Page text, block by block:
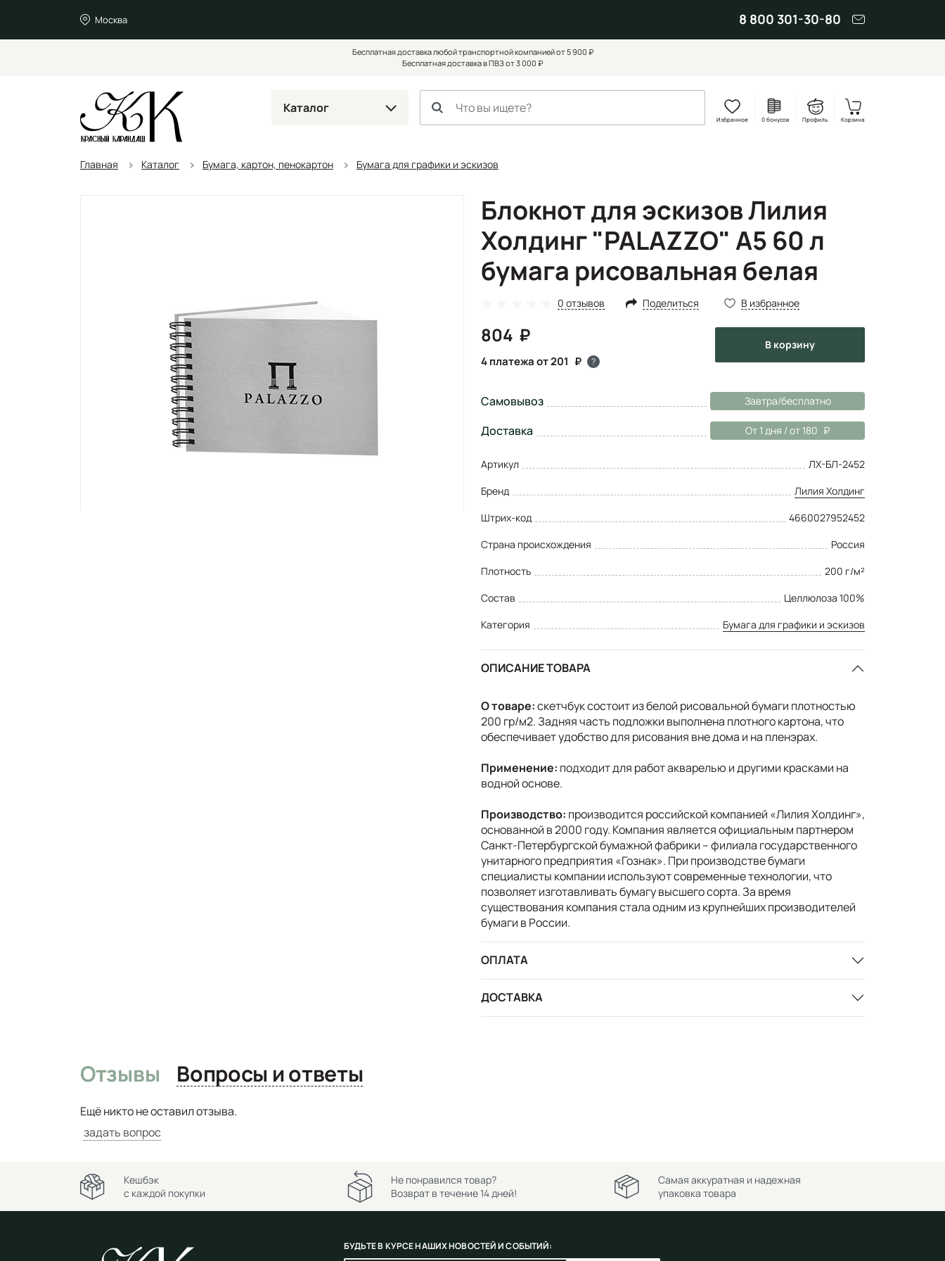
Москва 8 800 301-30-80
Бесплатная доставка любой транспортной компанией от 5 900 ₽
Бесплатная доставка в ПВЗ от 3 000 ₽
Каталог
Избранное 0 бонусов Профиль Корзина
Главная Каталог Бумага, картон, пенокартон Бумага для графики и эскизов
Блокнот для эскизов Лилия
Холдинг "PALAZZO" А5 60 л
бумага рисовальная белая
0 отзывов Поделиться В избранное
804
4 платежа от 201 ?
в корзину
Самовывоз Завтра/бесплатно
Доставка От 1 дня / от 180
Артикул
ЛХ-БЛ-2452
Бренд
Лилия Холдинг
Штрих-код
4660027952452
Страна происхождения
Россия
Плотность
200 г/м²
Состав
Целлюлоза 100%
Категория
Бумага для графики и эскизов
ОПИСАНИЕ ТОВАРА
О товаре:скетчбук состоит из белой рисовальной бумаги плотностью
200 гр/м2. Задняя часть подложки выполнена плотного картона, что
обеспечивает удобство для рисования вне дома и на пленэрах.
Применение: подходит для работ акварелью и другими красками на
водной основе.
Производство: производится российской компанией «Лилия Холдинг»,
основанной в 2000 году. Компания является официальным партнером
Санкт-Петербургской бумажной фабрики – филиала государственного
унитарного предприятия «Гознак». При производстве бумаги
специалисты компании используют современные технологии, что
позволяет изготавливать бумагу высшего сорта. За время
существования компания стала одним из крупнейших производителей
бумаги в России.
ОПЛАТА
ДОСТАВКА
Отзывы Вопросы и ответы
Ещё никто не оставил отзыва.
задать вопрос
Кешбэк
с каждой покупки
Не понравился товар?
Возврат в течение 14 дней!
Самая аккуратная и надежная
упаковка товара
БУДЬТЕ В КУРСЕ НАШИХ НОВОСТЕЙ И СОБЫТИЙ: